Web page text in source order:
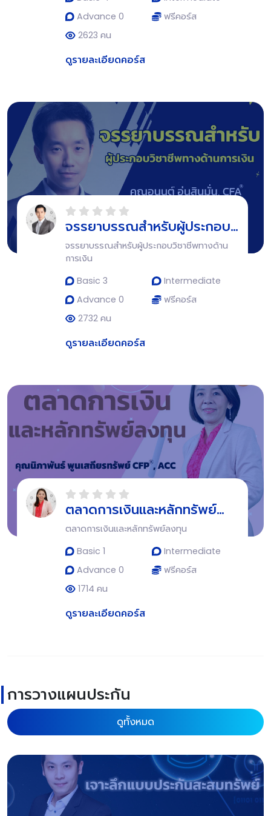
Advance 0
ฟรีคอร์ส
2623 คน
ดูรายละเอียดคอร์ส
จรรยาบรรณสำหรับผู้ประกอบ
วิชาชีพทางด้านการเงิน
จรรยาบรรณสำหรับผู้ประกอบวิชาชีพทางด้าน
การเงิน
Basic 3
Intermediate
Advance 0
ฟรีคอร์ส
2732 คน
ดูรายละเอียดคอร์ส
ตลาดการเงินและหลักทรัพย์
ลงทุน
ตลาดการเงินและหลักทรัพย์ลงทุน
Basic 1
Intermediate
Advance 0
ฟรีคอร์ส
1714 คน
ดูรายละเอียดคอร์ส
การวางแผนประกัน
ดูทั้งหมด